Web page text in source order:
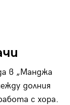
в „Манджа
долния
с хора.